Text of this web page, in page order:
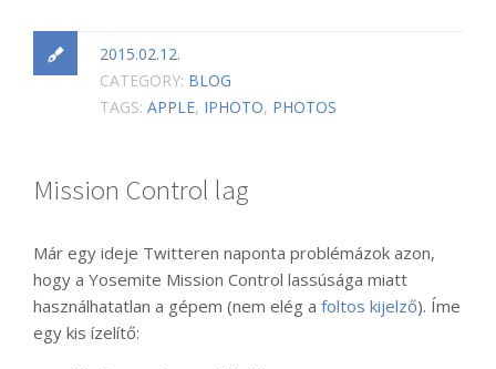
2015.02.12.
CATEGORY: BLOG
TAGS: APPLE, IPHOTO, PHOTOS
Mission Control lag
Már egy ideje Twitteren naponta problémázok azon,
hogy a Yosemite Mission Control lassúsága miatt
használhatatlan a gépem (nem elég a foltos kijelző). Íme
egy kis ízelítő: